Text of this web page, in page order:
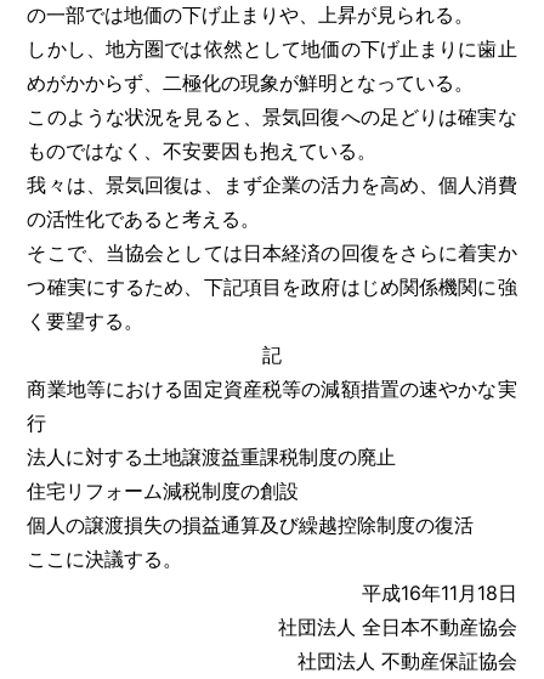
の一部では地価の下げ止まりや、上昇が見られる。
しかし、地方圏では依然として地価の下げ止まりに歯止
めがかからず、二極化の現象が鮮明となっている。
このような状況を見ると、景気回復への足どりは確実な
ものではなく、不安要因も抱えている。
我々は、景気回復は、まず企業の活力を高め、個人消費
の活性化であると考える。
そこで、当協会としては日本経済の回復をさらに着実か
つ確実にするため、下記項目を政府はじめ関係機関に強
く要望する。
記
商業地等における固定資産税等の減額措置の速やかな実
行
法人に対する土地譲渡益重課税制度の廃止
住宅リフォーム減税制度の創設
個人の譲渡損失の損益通算及び繰越控除制度の復活
ここに決議する。
平成16年11月18日
社団法人 全日本不動産協会
社団法人 不動産保証協会